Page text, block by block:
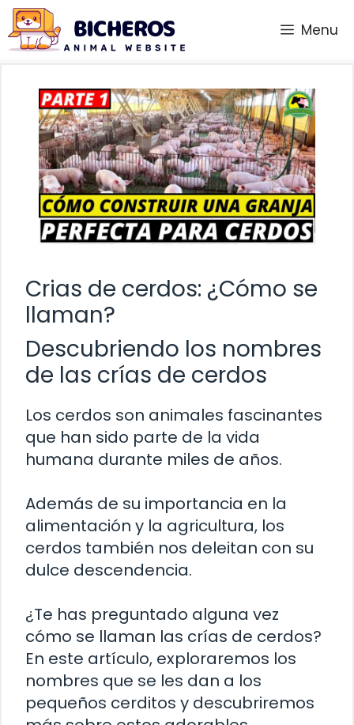
Saltar
al
contenido
Menu
Crias de cerdos: ¿Cómo se
llaman?
Descubriendo los nombres
de las crías de cerdos
Los cerdos son animales fascinantes
que han sido parte de la vida
humana durante miles de años.
Además de su importancia en la
alimentación y la agricultura, los
cerdos también nos deleitan con su
dulce descendencia.
¿Te has preguntado alguna vez
cómo se llaman las crías de cerdos?
En este artículo, exploraremos los
nombres que se les dan a los
pequeños cerditos y descubriremos